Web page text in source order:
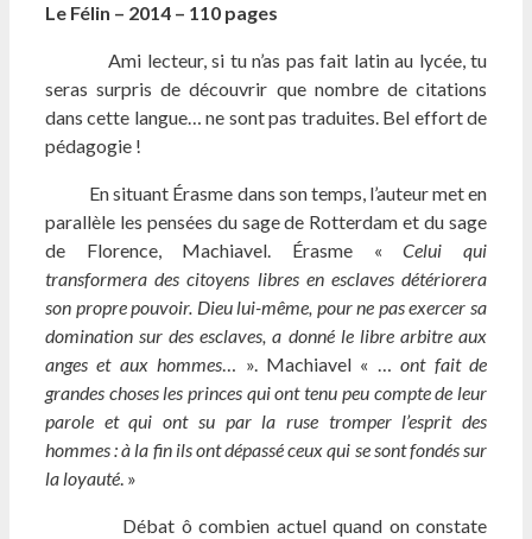
Le Félin – 2014 – 110 pages
Ami lecteur, si tu n’as pas fait latin au lycée, tu
seras surpris de découvrir que nombre de citations
dans cette langue… ne sont pas traduites. Bel effort de
pédagogie !
En situant Érasme dans son temps, l’auteur met en
parallèle les pensées du sage de Rotterdam et du sage
de Florence, Machiavel. Érasme «Celui qui
transformera des citoyens libres en esclaves détériorera
son propre pouvoir. Dieu lui-même, pour ne pas exercer sa
domination sur des esclaves, a donné le libre arbitre aux
anges et aux hommes… ». Machiavel « …ont fait de
grandes choses les princes qui ont tenu peu compte de leur
parole et qui ont su par la ruse tromper l’esprit des
hommes : à la fin ils ont dépassé ceux qui se sont fondés sur
la loyauté. »
Débat ô combien actuel quand on constate